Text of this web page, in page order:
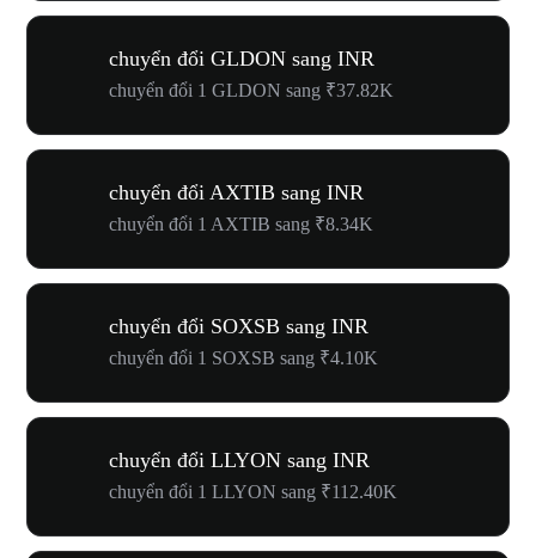
chuyển đổi GLDON sang INR
chuyển đổi 1 GLDON sang ₹37.82K
chuyển đổi AXTIB sang INR
chuyển đổi 1 AXTIB sang ₹8.34K
chuyển đổi SOXSB sang INR
chuyển đổi 1 SOXSB sang ₹4.10K
chuyển đổi LLYON sang INR
chuyển đổi 1 LLYON sang ₹112.40K